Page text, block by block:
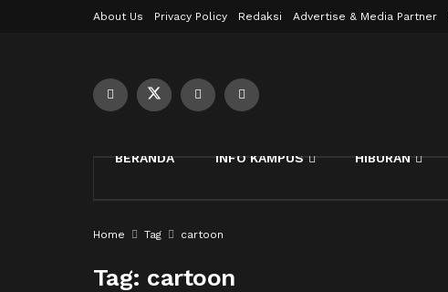
About Us Privacy Policy Redaksi Advertise & Media Partner
BERANDA INFO KAMPUS HIBURAN
Home Tag cartoon
Tag: cartoon